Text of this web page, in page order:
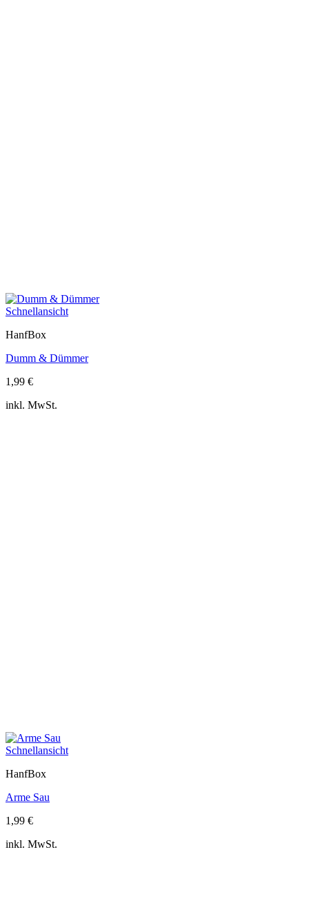
Schnellansicht
HanfBox
Dumm & Dümmer
1,99 €
inkl. MwSt.
Schnellansicht
HanfBox
Arme Sau
1,99 €
inkl. MwSt.